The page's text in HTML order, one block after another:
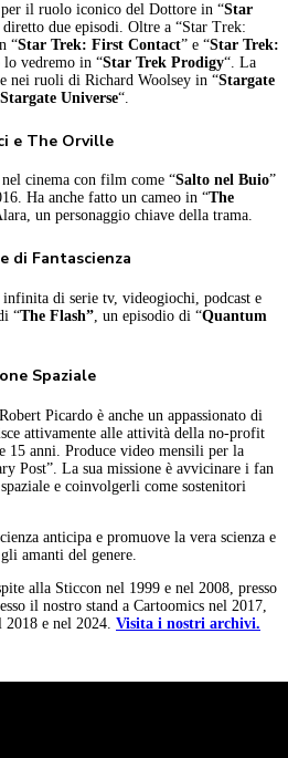
il ruolo iconico del Dottore in “Star
diretto due episodi. Oltre a “Star Trek:
“Star Trek: First Contact” e “Star Trek:
lo vedremo in “Star Trek Prodigy“. La
nei ruoli di Richard Woolsey in “Stargate
Stargate Universe“.
e The Orville
cinema con film come “Salto nel Buio”
Ha anche fatto un cameo in “The
un personaggio chiave della trama.
di Fantascienza
di serie tv, videogiochi, podcast e
“The Flash” , un episodio di “Quantum
Spaziale
Picardo è anche un appassionato di
attivamente alle attività della no-profit
15 anni. Produce video mensili per la
Post”. La sua missione è avvicinare i fan
e coinvolgerli come sostenitori
anticipa e promuove la vera scienza e
amanti del genere.
alla Sticcon nel 1999 e nel 2008, presso
il nostro stand a Cartoomics nel 2017,
e nel 2024. Visita i nostri archivi.